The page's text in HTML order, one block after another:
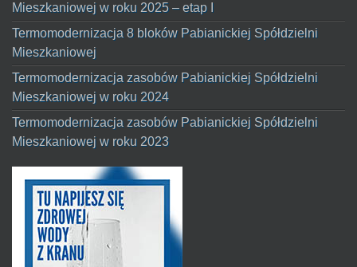
Mieszkaniowej w roku 2025 – etap I
Termomodernizacja 8 bloków Pabianickiej Spółdzielni
Mieszkaniowej
Termomodernizacja zasobów Pabianickiej Spółdzielni
Mieszkaniowej w roku 2024
Termomodernizacja zasobów Pabianickiej Spółdzielni
Mieszkaniowej w roku 2023